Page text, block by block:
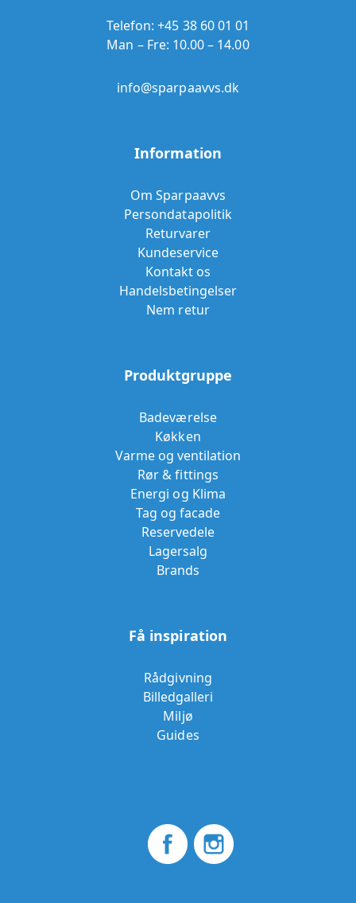
Telefon:+45 38 60 01 01
Man – Fre: 10.00 – 14.00
info@sparpaavvs.dk
Information
Om Sparpaavvs
Persondatapolitik
Returvarer
Kundeservice
Kontakt os
Handelsbetingelser
Nem retur
Produktgruppe
Badeværelse
Køkken
Varme og ventilation
Rør & fittings
Energi og Klima
Tag og facade
Reservedele
Lagersalg
Brands
Få inspiration
Rådgivning
Billedgalleri
Miljø
Guides